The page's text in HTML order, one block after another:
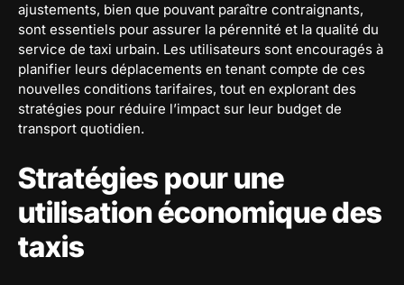
ajustements, bien que pouvant paraître contraignants,
sont essentiels pour assurer la pérennité et la qualité du
service de taxi urbain. Les utilisateurs sont encouragés à
planifier leurs déplacements en tenant compte de ces
nouvelles conditions tarifaires, tout en explorant des
stratégies pour réduire l’impact sur leur budget de
transport quotidien.
Stratégies pour une
utilisation économique des
taxis